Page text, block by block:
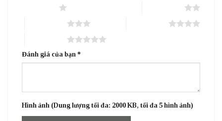
Đánh giá của bạn *
Hình ảnh (Dung lượng tối đa: 2000 KB, tối đa 5 hình ảnh)